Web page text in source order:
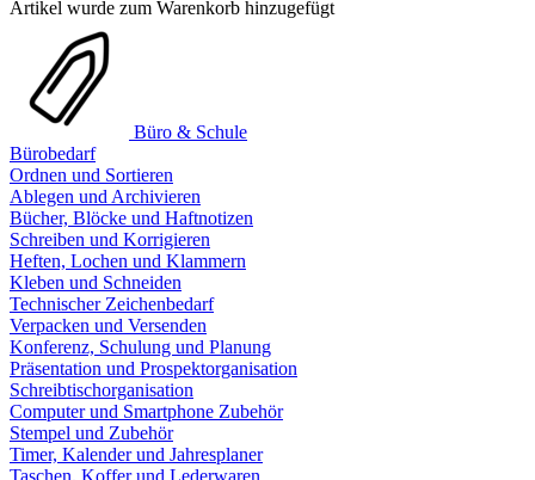
Artikel wurde zum Warenkorb hinzugefügt
Büro & Schule
Bürobedarf
Ordnen und Sortieren
Ablegen und Archivieren
Bücher, Blöcke und Haftnotizen
Schreiben und Korrigieren
Heften, Lochen und Klammern
Kleben und Schneiden
Technischer Zeichenbedarf
Verpacken und Versenden
Konferenz, Schulung und Planung
Präsentation und Prospektorganisation
Schreibtischorganisation
Computer und Smartphone Zubehör
Stempel und Zubehör
Timer, Kalender und Jahresplaner